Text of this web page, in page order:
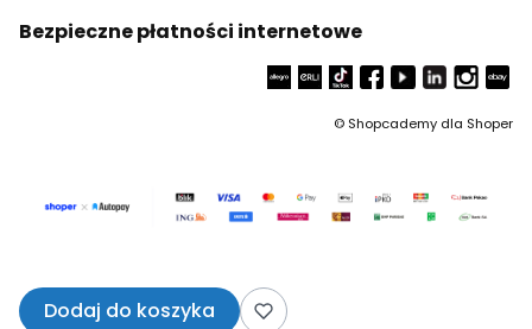
Bezpieczne płatności internetowe
© Shopcademy dla Shoper
Dodaj do koszyka